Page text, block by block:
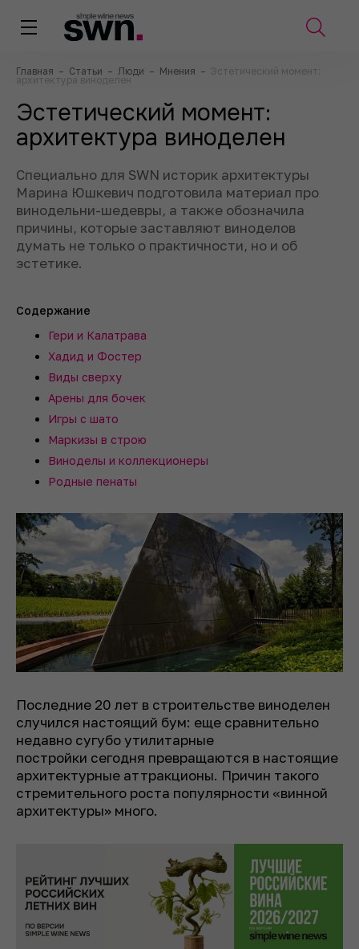
Главная – Статьи – Люди – Мнения – Эстетический момент:
архитектура виноделен
Эстетический момент:
архитектура виноделен
Специально для SWN историк архитектуры
Марина Юшкевич подготовила материал про
винодельни-шедевры, а также обозначила
причины, которые заставляют виноделов
думать не только о практичности, но и об
эстетике.
Содержание
Гери и Калатрава
Хадид и Фостер
Виды сверху
Арены для бочек
Игры с шато
Маркизы в строю
Виноделы и коллекционеры
Родные пенаты
Последние 20 лет в строительстве виноделен
случился настоящий бум: еще сравнительно
недавно сугубо утилитарные
постройки сегодня превращаются в настоящие
архитектурные аттракционы. Причин такого
стремительного роста популярности «винной
архитектуры» много.